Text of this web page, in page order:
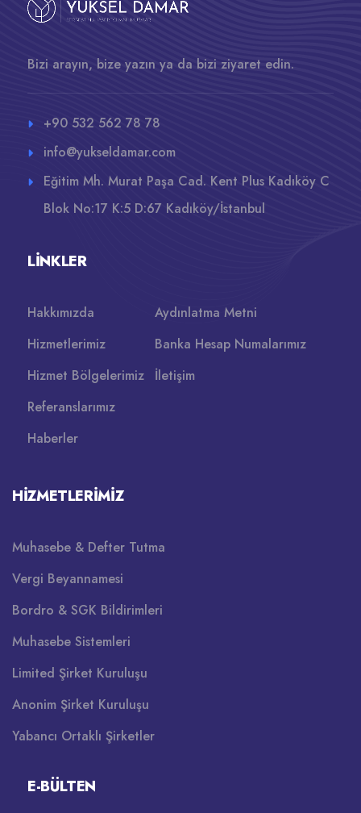
Bizi arayın, bize yazın ya da bizi ziyaret edin.
+90 532 562 78 78
info@yukseldamar.com
Eğitim Mh. Murat Paşa Cad. Kent Plus Kadıköy C
Blok No:17 K:5 D:67 Kadıköy/İstanbul
LINKLER
Hakkımızda
Hizmetlerimiz
Hizmet Bölgelerimiz
Referanslarımız
Haberler
Aydınlatma Metni
Banka Hesap Numalarımız
İletişim
HIZMETLERIMIZ
Muhasebe & Defter Tutma
Vergi Beyannamesi
Bordro & SGK Bildirimleri
Muhasebe Sistemleri
Limited Şirket Kuruluşu
Anonim Şirket Kuruluşu
Yabancı Ortaklı Şirketler
E-BÜLTEN